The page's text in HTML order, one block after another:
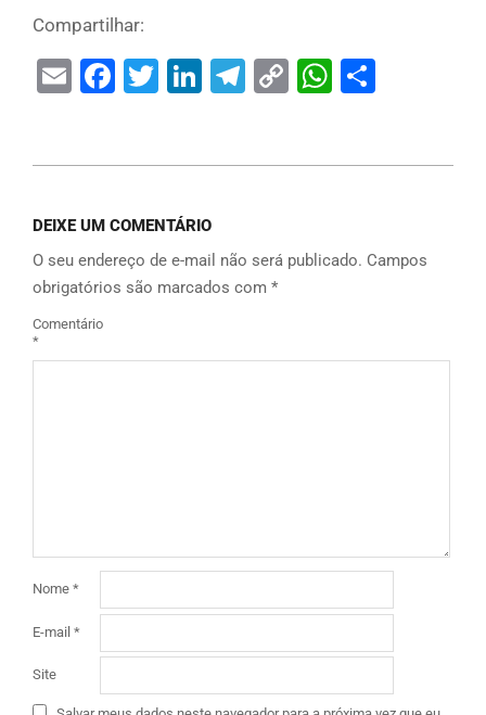
Compartilhar:
EmailFacebook
Twitter
LinkedIn
Telegram
Copy
DEIXE UM COMENTÁRIO
O seu endereço de e-mail não será publicado. Campos
obrigatórios são marcados com *
Comentário
*
Nome *
E-mail *
Site